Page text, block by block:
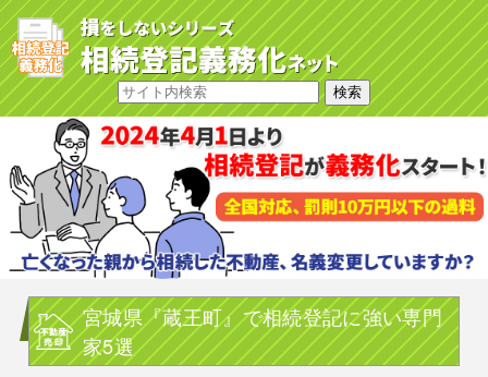
宮城県『蔵王町』で相続登記に強い専門
家5選